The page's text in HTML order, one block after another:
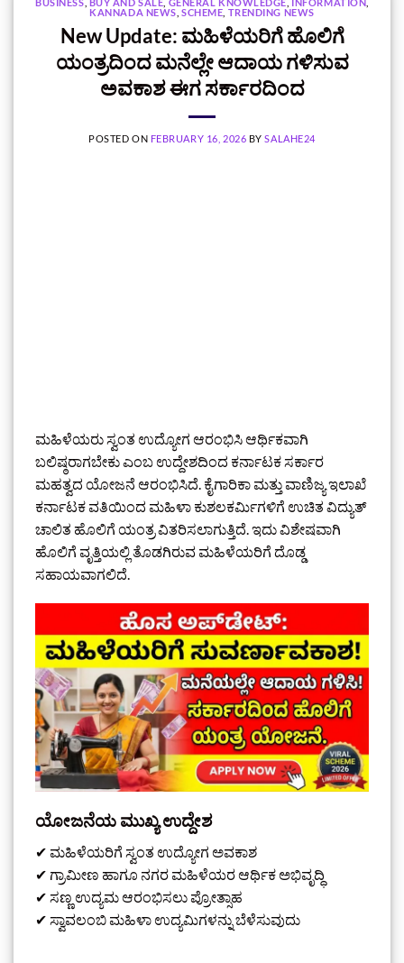
KANNADA NEWS ,SCHEME TRENDING NEWS
New Update: ಮಹಿಳೆಯರಿಗೆ ಹೊಲಿಗೆ
ಯಂತ್ರದಿಂದ ಮನೆಲ್ಲೇ ಆದಾಯ ಗಳಿಸುವ
ಅವಕಾಶ ಈಗ ಸರ್ಕಾರದಿಂದ
POSTED ON FEBRUARY 16, 2026 BYSALAHE24
ಮಹಿಳೆಯರು ಸ್ವಂತ ಉದ್ಯೋಗ ಆರಂಭಿಸಿ ಆರ್ಥಿಕವಾಗಿ
ಬಲಿಷ್ಠರಾಗಬೇಕು ಎಂಬ ಉದ್ದೇಶದಿಂದ ಕರ್ನಾಟಕ ಸರ್ಕಾರ
ಮಹತ್ವದ ಯೋಜನೆ ಆರಂಭಿಸಿದೆ. ಕೈಗಾರಿಕಾ ಮತ್ತು ವಾಣಿಜ್ಯ ಇಲಾಖೆ
ಕರ್ನಾಟಕ ವತಿಯಿಂದ ಮಹಿಳಾ ಕುಶಲಕರ್ಮಿಗಳಿಗೆ ಉಚಿತ ವಿದ್ಯುತ್
ಚಾಲಿತ ಹೊಲಿಗೆ ಯಂತ್ರ ವಿತರಿಸಲಾಗುತ್ತಿದೆ. ಇದು ವಿಶೇಷವಾಗಿ
ಹೊಲಿಗೆ ವೃತ್ತಿಯಲ್ಲಿ ತೊಡಗಿರುವ ಮಹಿಳೆಯರಿಗೆ ದೊಡ್ಡ
ಸಹಾಯವಾಗಲಿದೆ.
ಯೋಜನೆಯ ಮುಖ್ಯ ಉದ್ದೇಶ
✔ ಮಹಿಳೆಯರಿಗೆ ಸ್ವಂತ ಉದ್ಯೋಗ ಅವಕಾಶ
✔ ಗ್ರಾಮೀಣ ಹಾಗೂ ನಗರ ಮಹಿಳೆಯರ ಆರ್ಥಿಕ ಅಭಿವೃದ್ಧಿ
✔ ಸಣ್ಣ ಉದ್ಯಮ ಆರಂಭಿಸಲು ಪ್ರೋತ್ಸಾಹ
✔ ಸ್ವಾವಲಂಬಿ ಮಹಿಳಾ ಉದ್ಯಮಿಗಳನ್ನು ಬೆಳೆಸುವುದು